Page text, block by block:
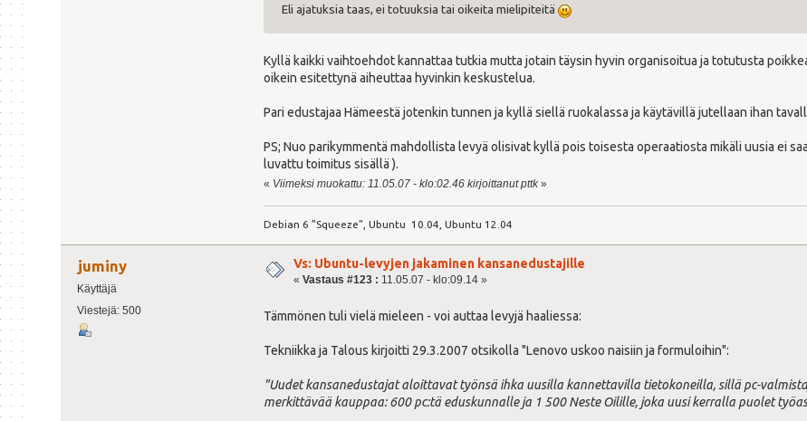
Eli ajatuksia taas, ei totuuksia tai oikeita mielipiteitä
Kyllä kaikki vaihtoehdot kannattaa tutkia mutta jotain täysin hyvin organisoitua ja totutusta
oikein esitettynä aiheuttaa hyvinkin keskustelua.
Pari edustajaa Hämeestä jotenkin tunnen ja kyllä siellä ruokalassa ja käytävillä jutellaan ihan
PS; Nuo parikymmentä mahdollista levyä olisivat kyllä pois toisesta operaatiosta mikäli uusia ei
luvattu toimitus sisällä ).
« Viimeksi muokattu: 11.05.07 - klo:02.46 kirjoittanut pttk»
Debian 6 "Squeeze", Ubuntu 10.04, Ubuntu 12.04
juminy
Käyttäjä
Viestejä: 500
Vs: Ubuntu-levyjen jakaminen kansanedustajille
«Vastaus #123 : 11.05.07 - klo:09.14 »
Tämmönen tuli vielä mieleen - voi auttaa levyjä haaliessa:
Tekniikka ja Talous kirjoitti 29.3.2007 otsikolla "Lenovo uskoo naisiin ja formuloihin":
"Uudet kansanedustajat aloittavat työnsä ihka uusilla kannettavilla tietokoneilla, sillä pc-
merkittävää kauppaa: 600 pc:tä eduskunnalle ja 1 500 Neste Oilille, joka uusi kerralla puolet